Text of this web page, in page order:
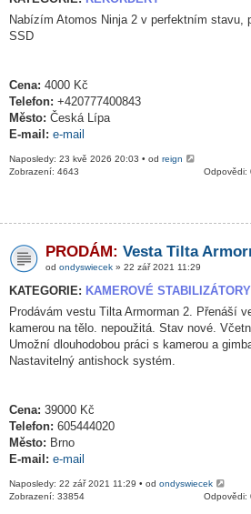
Nabízím Atomos Ninja 2 v perfektním stavu,
SSD
Cena: 4000 Kč
Telefon: +420777400843
Město: Česká Lípa
E-mail: e-mail
Naposledy: 23 kvě 2026 20:03 • od reign
Odpovědi:
Zobrazení: 4643
PRODÁM: Vesta Tilta
od ondyswiecek » 22 zář 2021 11:29
KATEGORIE: KAMEROVÉ STABILIZÁTORY
Prodávám vestu Tilta Armorman 2. Přenáší
kamerou na tělo. nepoužitá. Stav nové.
Umožní dlouhodobou práci s kamerou a
Nastavitelný antishock systém.
Cena: 39000 Kč
Telefon: 605444020
Město: Brno
E-mail: e-mail
Naposledy: 22 zář 2021 11:29 • od ondyswiecek
Odpovědi:
Zobrazení: 33854